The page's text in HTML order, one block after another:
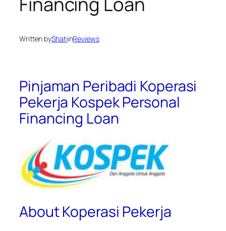
Written byShahinReviews
Pinjaman Peribadi Koperasi
Pekerja Kospek Personal
Financing Loan
About Koperasi Pekerja